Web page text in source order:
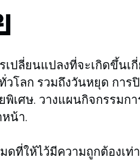
เปลี่ยนแปลงที่จะเกิดขึ้นเ
วโลก รวมถึงวันหยุด การ
พิเศษ. วางแผนกิจกรรม
หน้า.
ดที่ให้ไว้มีความถูกต้องเท่